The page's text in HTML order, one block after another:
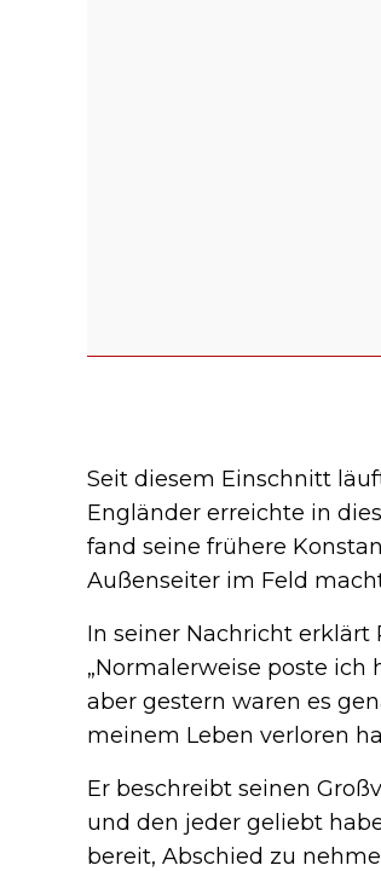
Seit diesem Einschnitt
Engländer erreichte in
fand seine frühere
Außenseiter im Feld
In seiner Nachricht erklärt
„Normalerweise poste
aber gestern waren es
meinem Leben verloren
Er beschreibt seinen
und den jeder geliebt
bereit, Abschied zu